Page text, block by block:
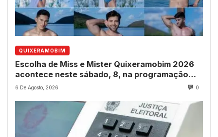
QUIXERAMOBIM
Escolha de Miss e Mister Quixeramobim 2026
acontece neste sábado, 8, na programação
dos 237 anos do município
6 De Agosto, 2026 0